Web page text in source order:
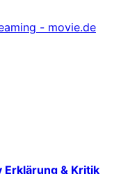
Erklärung & Kritik